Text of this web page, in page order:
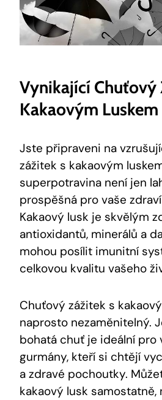
Vynikající Chuťový
Kakaovým Luskem
Jste připraveni na
zážitek s kakaovým
superpotravina není jen
prospěšná pro vaše​
Kakaový lusk ⁤je skvělým⁣
antioxidantů, minerálů a
mohou posílit imunitní
celkovou​ kvalitu⁤ vašeho
Chuťový zážitek s
naprosto ⁢nezaměnitelný.
bohatá chuť ⁢je ideální‌ pro
gurmány, kteří si chtějí
⁢a zdravé pochoutky.
kakaový lusk⁢